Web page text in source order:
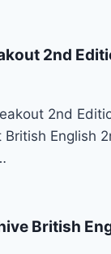
2nd
2nd
British English
British